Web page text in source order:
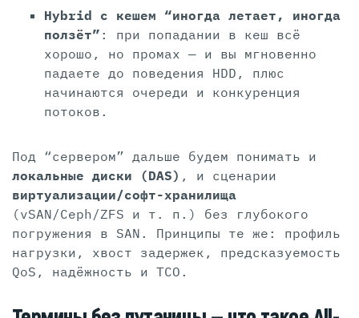
Hybrid с кешем “иногда летает, иногда
ползёт” : при попадании в кеш всё
хорошо, но промах — и вы мгновенно
падаете до поведения HDD, плюс
начинаются очереди и конкуренция
потоков.
Под “сервером” дальше будем понимать и
локальные диски (DAS) , и сценарии
виртуализации/софт-хранилища
(vSAN/Ceph/ZFS и т. п.) без глубокого
погружения в SAN. Принципы те же: профиль
нагрузки, хвост задержек, предсказуемость
QoS, надёжность и TCO.